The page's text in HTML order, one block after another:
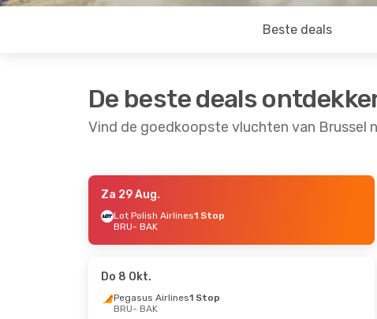
Beste deals
De beste deals
Vind de goedkoopste vluchten van Brussel
- Wo 23 Sep.
- Di 27 Okt.
Za 29 Aug.
Lot Polish Airlines1 Stop
BRU- BAK
Do 8 Okt.
Pegasus Airlines1 Stop
BRU- BAK